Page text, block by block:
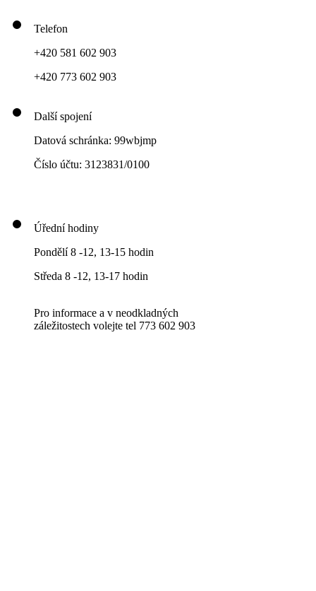
Telefon
+420 581 602 903
+420 773 602 903
Další spojení
Datová schránka: 99wbjmp
Číslo účtu: 3123831/0100
Úřední hodiny
Pondělí 8 -12, 13-15 hodin
Středa 8 -12, 13-17 hodin
Pro informace a v neodkladných
záležitostech volejte tel 773 602 903